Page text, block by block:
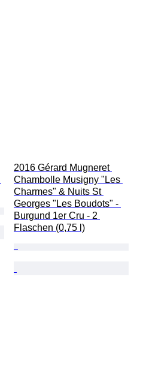
2016 Gérard Mugneret
Chambolle Musigny "Les
Charmes" & Nuits St
Georges "Les Boudots" -
Burgund 1er Cru - 2
Flaschen (0,75 l)